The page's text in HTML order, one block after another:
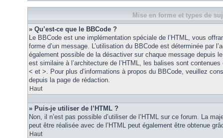
Mise en forme et types de
» Qu’est-ce que le BBCode ?
Le BBCode est une implémentation spéciale de l’HTML, vous
forme d’un message. L’utilisation du BBCode est déterminée par
également possible de la désactiver sur chaque message depuis
est similaire à l’architecture de l’HTML, les balises sont
< et >. Pour plus d’informations à propos du BBCode, veuillez
depuis la page de rédaction.
Haut
» Puis-je utiliser de l’HTML ?
Non, il n’est pas possible d’utiliser de l’HTML sur ce forum. La
peut être réalisée avec de l’HTML peut également être obtenue
Haut